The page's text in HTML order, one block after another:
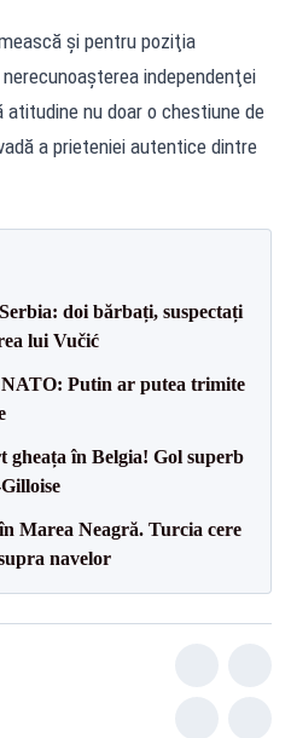
şi pentru poziţia
independenţei
atitudine nu doar o chestiune de
a prieteniei autentice dintre
doi bărbați, suspectați
lui Vučić
Putin ar putea trimite
gheața în Belgia! Gol superb
Marea Neagră. Turcia cere
navelor